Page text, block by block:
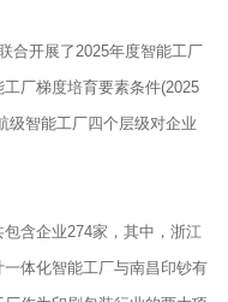
合开展了2025年度智能工厂
厂梯度培育要素条件(2025
级智能工厂四个层级对企业
含企业274家，其中，浙江
体化智能工厂与南昌印钞有